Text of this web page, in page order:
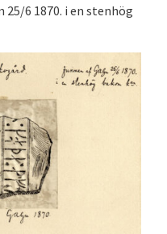
25/6 1870. i en stenhög